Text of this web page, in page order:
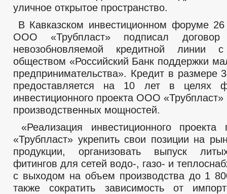
Административные регламенты
Федеральные законы
Публичные слушания
Бюджет
Бюджет по годам
Отчет об исполнении бюджета
_
Муниципальные услуги
Муниципальные услуги
Нормативно-правовые акты
Стандарты муниципальных услуг
Единый портал государственных и муниципальных услуг
Обращение к главе
Интернет приемная
График приема граждан
Обзоры обращений граждан
Форма обращений и заявлений
Порядок рассмотрения обращений
Регламент рассмотрения обращений
уличное открытое пространство.
В Кавказском инвестиционном форуме
ООО «Трубпласт» подписал
невозобновляемой кредитной линии
обществом «Российский Банк поддержки
предпринимательства». Кредит в размере
предоставляется на 10 лет в целях
инвестиционного проекта ООО
производственных мощностей.
«Реализация инвестиционного
«Трубпласт» укрепить свои позиции на
продукции, организовать выпуск
фитингов для сетей водо-, газо- и
с выходом на объем производства до 1
также сократить зависимость от